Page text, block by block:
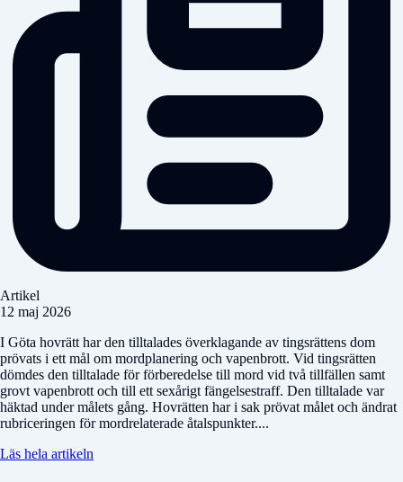
Artikel
12 maj 2026
I Göta hovrätt har den tilltalades överklagande av tingsrättens dom
prövats i ett mål om mordplanering och vapenbrott. Vid tingsrätten
dömdes den tilltalade för förberedelse till mord vid två tillfällen samt
grovt vapenbrott och till ett sexårigt fängelsestraff. Den tilltalade var
häktad under målets gång. Hovrätten har i sak prövat målet och ändrat
rubriceringen för mordrelaterade åtalspunkter....
Läs hela artikeln